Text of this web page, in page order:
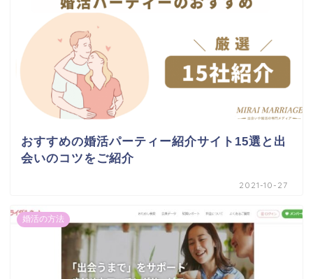
おすすめの婚活パーティー紹介サイト15選と出
会いのコツをご紹介
2021-10-27
婚活の方法